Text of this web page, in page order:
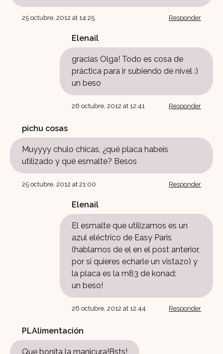
25 octubre, 2012 at 14:25 Responder
Elenail
gracias Olga! Todo es cosa de
práctica para ir subiendo de nivel :)
un beso
26 octubre, 2012 at 12:41 Responder
pichu cosas
Muyyyy chulo chicas, ¿qué placa habeís
utilizado y qué esmalte? Besos
25 octubre, 2012 at 21:00 Responder
Elenail
El esmalte que utilizamos es un
azul eléctrico de Easy Paris
(hablamos de el en el post anterior,
por si quieres echarle un vistazo) y
la placa es la m83 de konad:
un beso!
26 octubre, 2012 at 12:44 Responder
PLAlimentación
Que bonita la manicura!Bsts!